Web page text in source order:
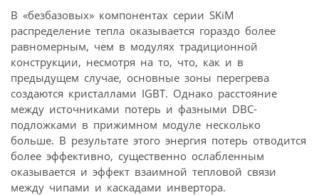
В «безбазовых» компонентах серии SKiM
распределение тепла оказывается гораздо более
равномерным, чем в модулях традиционной
конструкции, несмотря на то, что, как и в
предыдущем случае, основные зоны перегрева
создаются кристаллами IGBT. Однако расстояние
между источниками потерь и фазными DBC-
подложками в прижимном модуле несколько
больше. В результате этого энергия потерь отводится
более эффективно, существенно ослабленным
оказывается и эффект взаимной тепловой связи
между чипами и каскадами инвертора.